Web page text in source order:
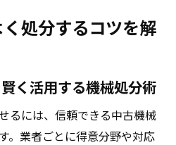
買取で効率よく機械を処
取を成功させる準備のポ
械買取業者を活用した流
処分するコツを解
く活用する機械処分術
るには、信頼できる中古機械
。業者ごとに得意分野や対応